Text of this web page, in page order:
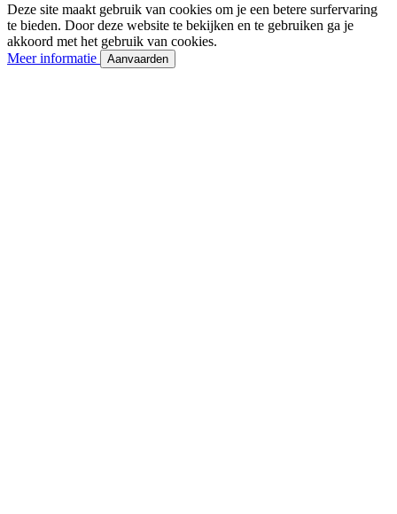
Deze site maakt gebruik van cookies om je een betere surfervaring
te bieden. Door deze website te bekijken en te gebruiken ga je
akkoord met het gebruik van cookies.
Meer informatie
Aanvaarden